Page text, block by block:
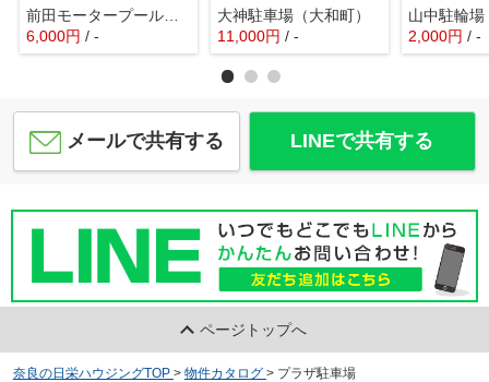
前田モータープール（三松）
6,000円 / -
大神駐車場（大和町）
11,000円 / -
山中駐輪場
2,000円 / -
メールで共有する LINEで共有する
ページトップへ
奈良の日栄ハウジングTOP > 物件カタログ > プラザ駐車場